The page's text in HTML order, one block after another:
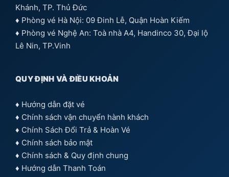
Khánh, TP. Thủ Đức
♦ Phòng vé Hà Nội: 09 Đinh Lễ, Quận Hoàn Kiếm
♦ Phòng vé Nghệ An: Toà nhà A4, Handinco 30, Đại lộ
Lê Nin, TP.Vinh
QUY ĐỊNH VÀ ĐIỀU KHOẢN
♦ Hướng dẫn đặt vé
♦ Chính sách vận chuyển hành khách
♦ Chính Sách Đổi Trả & Hoàn Vé
♦ Chính sách bảo mật
♦ Chính sách & Quy định chung
♦ Hướng dẫn Thanh Toán